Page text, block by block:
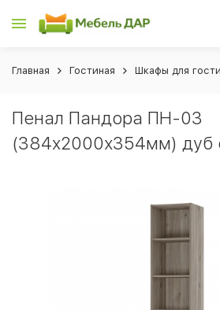
Главная Гостиная Шкафы для
Пенал Пандора ПН-03
(384x2000х354мм) дуб